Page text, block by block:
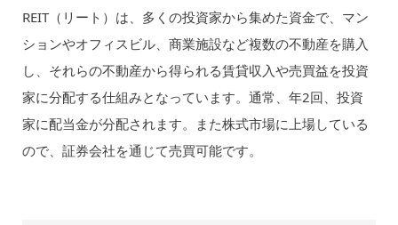
REIT（リート）は、多くの投資家から集めた資金で、マン
ションやオフィスビル、商業施設など複数の不動産を購入
し、それらの不動産から得られる賃貸収入や売買益を投資
家に分配する仕組みとなっています。通常、年2回、投資
家に配当金が分配されます。また株式市場に上場している
ので、証券会社を通じて売買可能です。